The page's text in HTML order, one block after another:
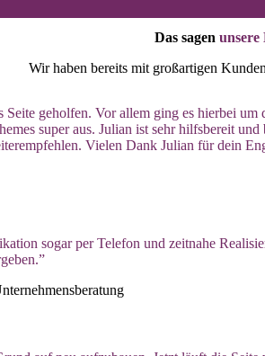
Das sagen unsere
Wir haben bereits mit großartigen
geholfen. Vor allem ging es hierbei
super aus. Julian ist sehr hilfsbereit
Vielen Dank Julian für dein
sogar per Telefon und zeitnahe